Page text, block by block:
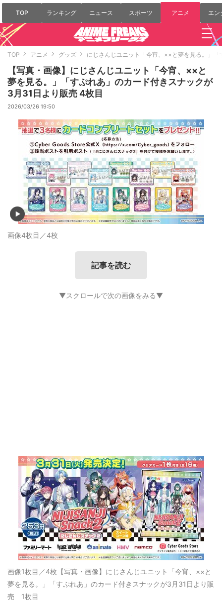
TOP ランキング ニュース スポーツ アニメ エン
TOP アニメ グッズ にじさんじユニット「今宵、××と夢を見る。」
【写真・画像】にじさんじユニット「今宵、××と
夢を見る。」「すぷれあ」のカード付きスナックが
3月31日より販売 4枚目
2026/03/26 19:50
画像4枚目／4枚
記事を読む
▼スクロールで次の画像をみる▼
画像1枚目／4枚 【写真・画像】にじさんじユニット「今宵、××と
夢を見る。」「すぷれあ」のカード付きスナックが3月31日より販
売 1枚目